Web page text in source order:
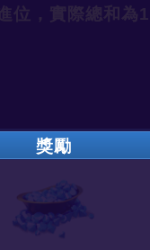
位，實際總和為
獎勵